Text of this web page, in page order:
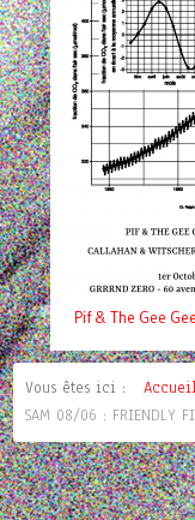
Pif& The Gee
Vous êtes ici :
SAM 08/06 : FRIENDLY